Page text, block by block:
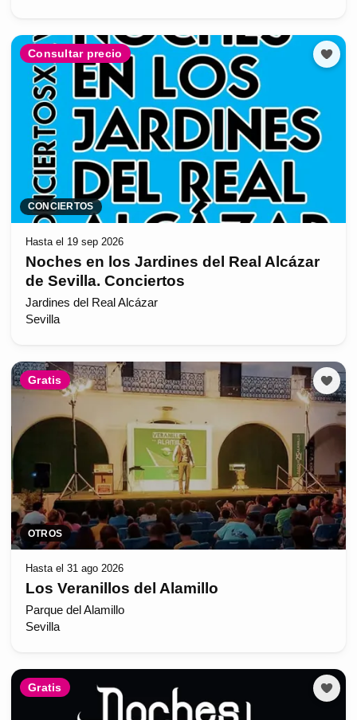
Consultar precio
CONCIERTOS
Hasta el 19 sep 2026
Noches en los Jardines del Real Alcázar
de Sevilla. Conciertos
Jardines del Real Alcázar
Sevilla
Gratis
OTROS
Hasta el 31 ago 2026
Los Veranillos del Alamillo
Parque del Alamillo
Sevilla
Gratis